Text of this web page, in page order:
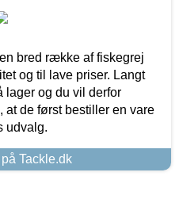
bred række af fiskegrej
og til lave priser. Langt
lager og du vil derfor
at de først bestiller en vare
udvalg.
Tackle.dk